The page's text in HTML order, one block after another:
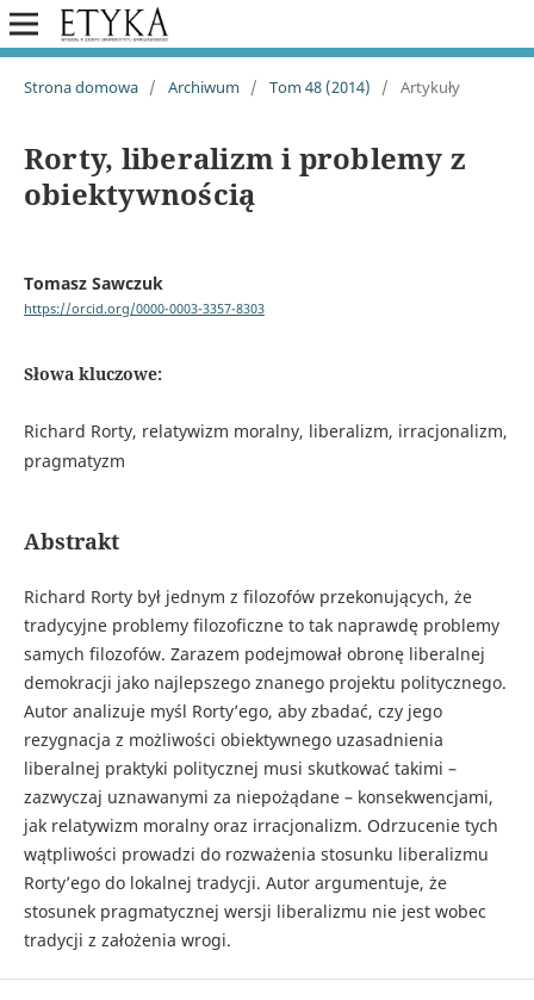
Strona domowa / Archiwum / Tom 48 (2014) / Artykuły
Rorty, liberalizm i problemy z
obiektywnością
Tomasz Sawczuk
https://orcid.org/0000-0003-3357-8303
Słowa kluczowe:
Richard Rorty, relatywizm moralny, liberalizm, irracjonalizm,
pragmatyzm
Abstrakt
Richard Rorty był jednym z filozofów przekonujących, że
tradycyjne problemy filozoficzne to tak naprawdę problemy
samych filozofów. Zarazem podejmował obronę liberalnej
demokracji jako najlepszego znanego projektu politycznego.
Autor analizuje myśl Rorty’ego, aby zbadać, czy jego
rezygnacja z możliwości obiektywnego uzasadnienia
liberalnej praktyki politycznej musi skutkować takimi –
zazwyczaj uznawanymi za niepożądane – konsekwencjami,
jak relatywizm moralny oraz irracjonalizm. Odrzucenie tych
wątpliwości prowadzi do rozważenia stosunku liberalizmu
Rorty’ego do lokalnej tradycji. Autor argumentuje, że
stosunek pragmatycznej wersji liberalizmu nie jest wobec
tradycji z założenia wrogi.